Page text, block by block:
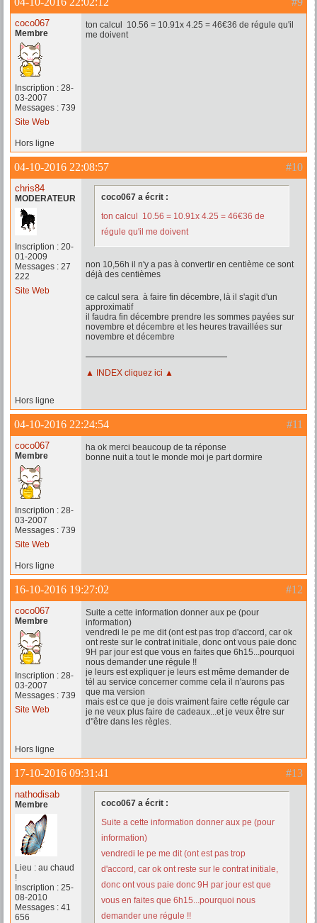
coco067
Membre
Inscription : 28-
03-2007
Messages : 739
Site Web
ton calcul 10.56 = 10.91x 4.25 = 46€36 de régule qu'il
me doivent
Hors ligne
#10
04-10-2016 22:08:57
chris84
MODERATEUR
Inscription : 20-
01-2009
Messages : 27
222
Site Web
coco067 a écrit :
ton calcul 10.56 = 10.91x 4.25 = 46€36 de
régule qu'il me doivent
non 10,56h il n'y a pas à convertir en centième ce sont
déjà des centièmes
ce calcul sera à faire fin décembre, là il s'agit d'un
approximatif
il faudra fin décembre prendre les sommes payées sur
novembre et décembre et les heures travaillées sur
novembre et décembre
▲ INDEX cliquez ici ▲
Hors ligne
#11
04-10-2016 22:24:54
coco067
Membre
Inscription : 28-
03-2007
Messages : 739
Site Web
ha ok merci beaucoup de ta réponse
bonne nuit a tout le monde moi je part dormire
Hors ligne
#12
16-10-2016 19:27:02
coco067
Membre
Inscription : 28-
03-2007
Messages : 739
Site Web
Suite a cette information donner aux pe (pour
information)
vendredi le pe me dit (ont est pas trop d'accord, car ok
ont reste sur le contrat initiale, donc ont vous paie donc
9H par jour est que vous en faites que 6h15...pourquoi
nous demander une régule !!
je leurs est expliquer je leurs est même demander de
tél au service concerner comme cela il n'aurons pas
que ma version
mais est ce que je dois vraiment faire cette régule car
je ne veux plus faire de cadeaux...et je veux être sur
d''être dans les règles.
Hors ligne
#13
17-10-2016 09:31:41
nathodisab
Membre
Lieu : au chaud
!
Inscription : 25-
08-2010
Messages : 41
656
coco067 a écrit :
Suite a cette information donner aux pe (pour
information)
vendredi le pe me dit (ont est pas trop
d'accord, car ok ont reste sur le contrat initiale,
donc ont vous paie donc 9H par jour est que
vous en faites que 6h15...pourquoi nous
demander une régule !!